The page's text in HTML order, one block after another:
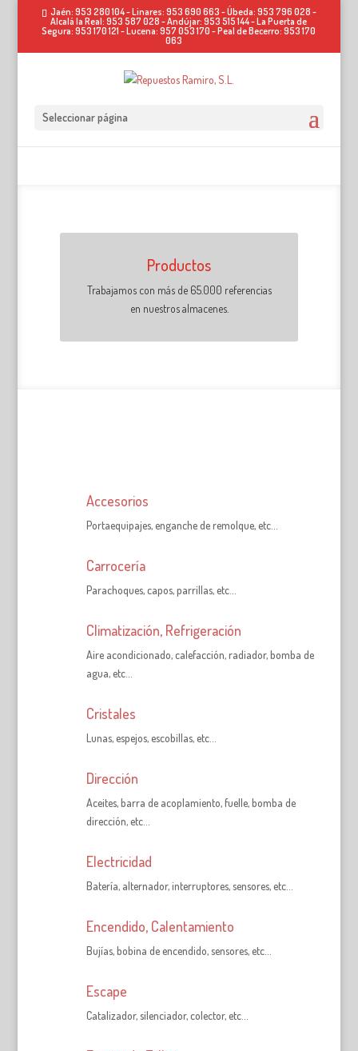
Jaén: 953 280 104 - Linares: 953 690 663 - Úbeda: 953 796 028 -
Alcalá la Real: 953 587 028 - Andújar: 953 515 144 - La Puerta de
Segura: 953 170 121 - Lucena: 957 053 170 - Peal de Becerro: 953 170
063
Seleccionar página
Productos
Trabajamos con más de 65.000 referencias
en nuestros almacenes.
Accesorios
Portaequipajes, enganche de remolque, etc…
Carrocería
Parachoques, capos, parrillas, etc…
Climatización, Refrigeración
Aire acondicionado, calefacción, radiador, bomba de
agua, etc…
Cristales
Lunas, espejos, escobillas, etc…
Dirección
Aceites, barra de acoplamiento, fuelle, bomba de
dirección, etc…
Electricidad
Batería, alternador, interruptores, sensores, etc…
Encendido, Calentamiento
Bujías, bobina de encendido, sensores, etc…
Escape
Catalizador, silenciador, colector, etc…